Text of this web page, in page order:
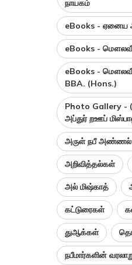
நாயகம்
eBooks - ஏனைய
eBooks -
eBooks - மௌலவீ
BBA. (Hons.)
Photo Gallery -
அப்துர் றஊப்
அருள் நபீ அண்ணல்
அறிவித்தல்கள்
அல் மிஷ்காத்
கட்டுரைகள்
துஆக்கள்
நபீமார்களின்